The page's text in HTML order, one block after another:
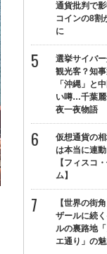
通貨批判で
コインの8割
に
選挙サイバ
観光客？知
「沖縄」と
い噂…千葉麗
夜一夜物語
仮想通貨の
は本当に連
【フィスコ
ム】
【世界の街
ザールに続
ルの裏路地
エ通り」の